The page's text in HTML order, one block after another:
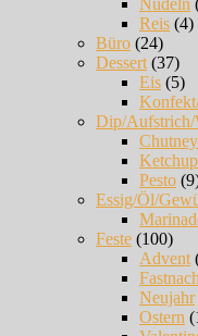
Reis (4)
Büro (24)
Dessert (37)
Eis (5)
Dip/Aufstrich/
Chutney
Ketchup
Pesto
Essig/Öl/
Feste (100)
Advent
Neujahr
Ostern